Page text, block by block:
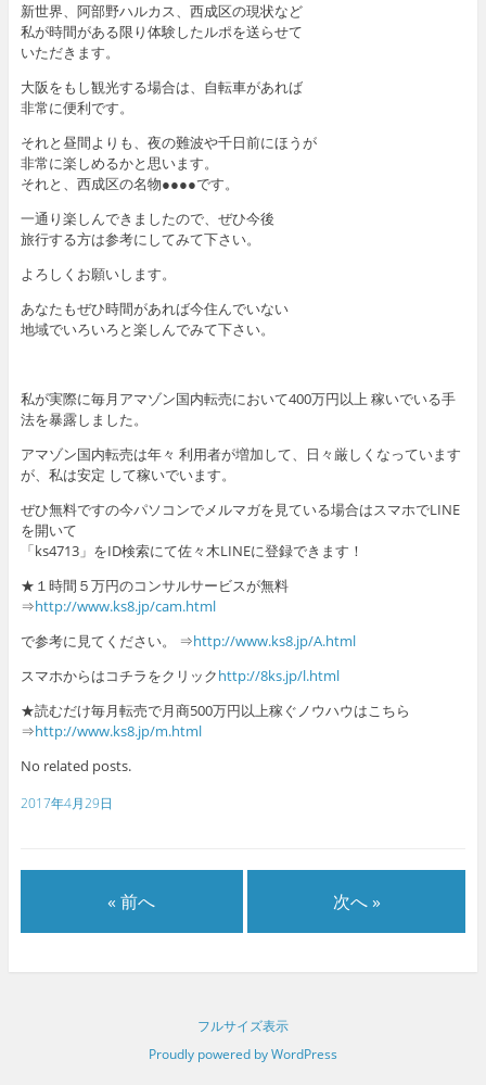
新世界、阿部野ハルカス、西成区の現状など
私が時間がある限り体験したルポを送らせて
いただきます。
大阪をもし観光する場合は、自転車があれば
非常に便利です。
それと昼間よりも、夜の難波や千日前にほうが
非常に楽しめるかと思います。
それと、西成区の名物●●●●です。
一通り楽しんできましたので、ぜひ今後
旅行する方は参考にしてみて下さい。
よろしくお願いします。
あなたもぜひ時間があれば今住んでいない
地域でいろいろと楽しんでみて下さい。
私が実際に毎月アマゾン国内転売において400万円以上 稼いでいる手
法を暴露しました。
アマゾン国内転売は年々 利用者が増加して、日々厳しくなっています
が、私は安定 して稼いでいます。
ぜひ無料ですの今パソコンでメルマガを見ている場合はスマホでLINE
を開いて
「ks4713」をID検索にて佐々木LINEに登録できます！
★１時間５万円のコンサルサービスが無料
⇒http://www.ks8.jp/cam.html
で参考に見てください。 ⇒http://www.ks8.jp/A.html
スマホからはコチラをクリックhttp://8ks.jp/l.html
★読むだけ毎月転売で月商500万円以上稼ぐノウハウはこちら
⇒http://www.ks8.jp/m.html
No related posts.
2017年4月29日
« 前へ 次へ »
フルサイズ表示
Proudly powered by WordPress